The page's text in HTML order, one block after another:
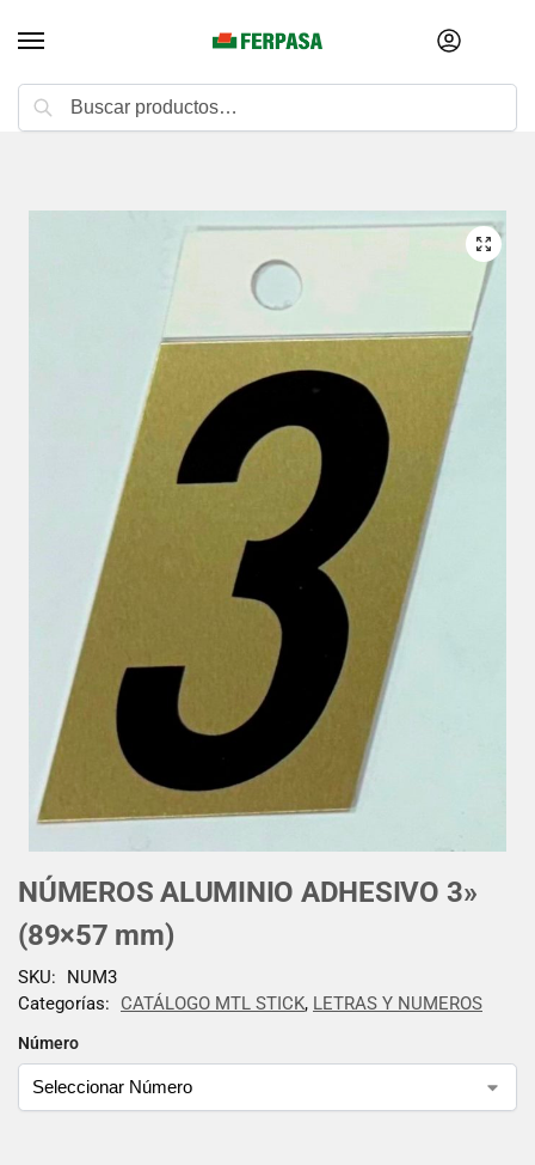
NÚMEROS ALUMINIO ADHESIVO 3»
(89×57 mm)
Número
SKU:
NUM3
Categorías:
CATÁLOGO MTL STICK, LETRAS Y NUMEROS